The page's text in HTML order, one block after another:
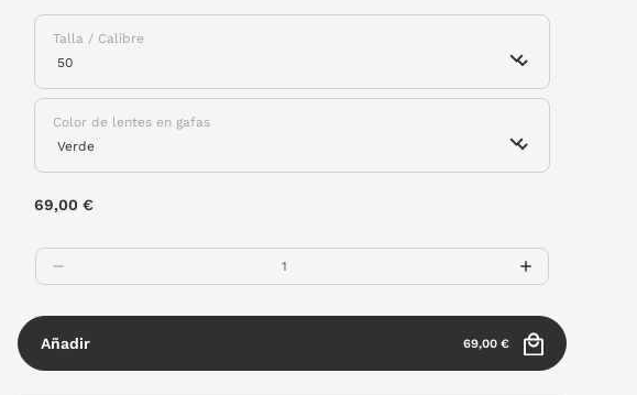
Talla / Calibre
Color de lentes en gafas
69,00 €
Añadir 69,00 €